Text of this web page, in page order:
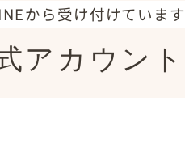
から受け付けています
アカウント